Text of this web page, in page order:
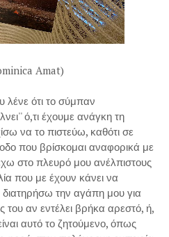
Amat)
λένε ότι το σύμπαν
ό,τι έχουμε ανάγκη τη
να το πιστεύω, καθότι σε
που βρίσκομαι αναφορικά με
στο πλευρό μου ανέλπιστους
που με έχουν κάνει να
την αγάπη μου για
αν εντέλει βρήκα αρεστό, ή,
αυτό το ζητούμενο, όπως